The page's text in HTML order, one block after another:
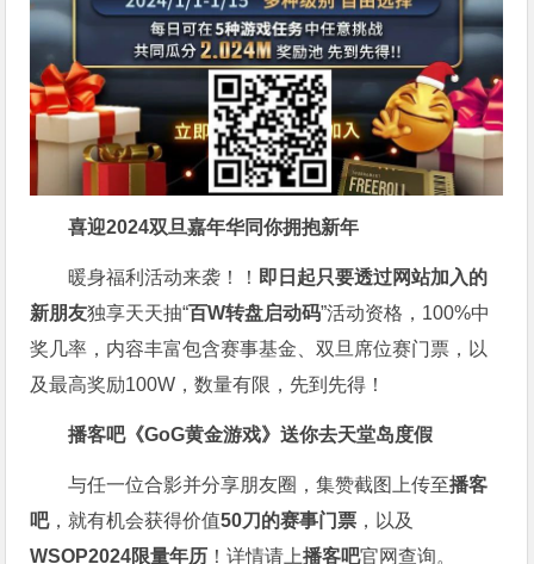
喜迎2024双旦嘉年华同你拥抱新年
暖身福利活动来袭！！ 即日起只要透过网站加入的
新朋友独享天天抽“百W转盘启动码”活动资格，100%中
奖几率，内容丰富包含赛事基金、双旦席位赛门票，以
及最高奖励100W，数量有限，先到先得！
播客吧《GoG黄金游戏》送你去天堂岛度假
与任一位合影并分享朋友圈，集赞截图上传至播客
吧，就有机会获得价值50刀的赛事门票 ，以及
WSOP2024限量年历 ！详情请上播客吧官网查询。